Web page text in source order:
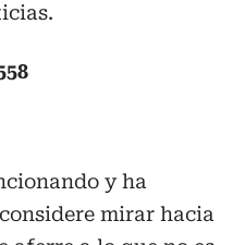
y ha
mirar hacia